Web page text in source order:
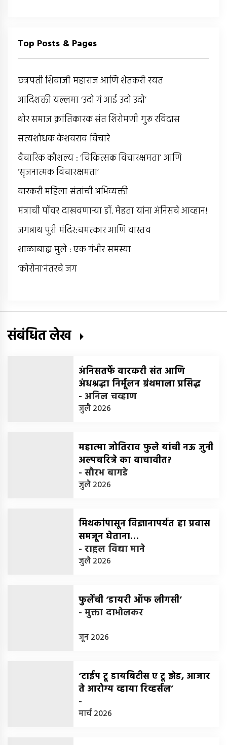
Top Posts & Pages
छत्रपती शिवाजी महाराज आणि शेतकरी रयत
आदिशक्ती यल्लमा ‘उदो गं आई उदो उदो’
थोर समाज क्रांतिकारक संत शिरोमणी गुरू रविदास
सत्यशोधक केशवराव विचारे
वैचारिक कौशल्य : ‘चिकित्सक विचारक्षमता’ आणि
‘सृजनात्मक विचारक्षमता’
वारकरी महिला संतांची अभिव्यक्ती
मंत्राची पॉवर दाखवणार्‍या डॉ. मेहता यांना अंनिसचे आव्हान!
जगन्नाथ पुरी मंदिर:चमत्कार आणि वास्तव
शाळाबाह्य मुले : एक गंभीर समस्या
‘कोरोना’नंतरचे जग
संबंधित लेख
अंनिसतर्फे वारकरी संत आणि
अंधश्रद्धा निर्मूलन ग्रंथमाला प्रसिद्ध
- अनिल चव्हाण
जुलै 2026
महात्मा जोतिराव फुले यांची नऊ जुनी
अल्पचरित्रे का वाचावीत?
-सौरभ बागडे
जुलै 2026
मिथकांपासून विज्ञानापर्यंत हा प्रवास
समजून घेताना…
-राहुल विद्या माने
जुलै 2026
फुलेंची ‘डायरी ऑफ लीगसी’
-मुक्ता दाभोलकर
जून 2026
‘टाईप टू डायबिटीस ए टू झेड, आजार
ते आरोग्य व्हाया रिव्हर्सल’
-
मार्च 2026